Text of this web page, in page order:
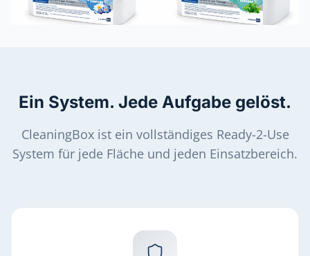
Ein System. Jede Aufgabe gelöst.
CleaningBox ist ein vollständiges Ready-2-Use
System für jede Fläche und jeden Einsatzbereich.